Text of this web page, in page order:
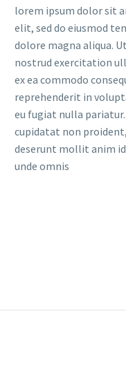
lorem ipsum dolor sit
elit, sed do eiusmod
dolore magna aliqua.
nostrud exercitation
ex ea commodo
reprehenderit in
eu fugiat nulla
cupidatat non
deserunt mollit anim
unde omnis